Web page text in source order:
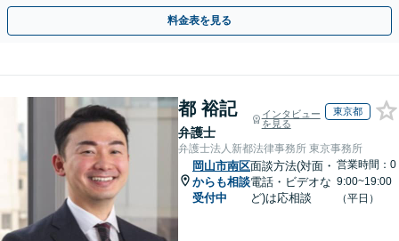
相談無料】初回面談のみで解決できるケースもあります
料金表を見る
都 裕記
弁護士
インタビュー
を見る
東京都
弁護士法人新都法律事務所 東京事務所
岡山市南区
からも相談
受付中
面談方法(対面・
電話・ビデオな
ど)は応相談
営業時間：0
9:00~19:00
（平日）